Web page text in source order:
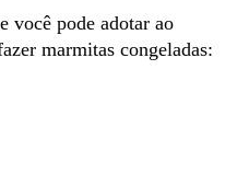
você pode adotar ao
marmitas congeladas: